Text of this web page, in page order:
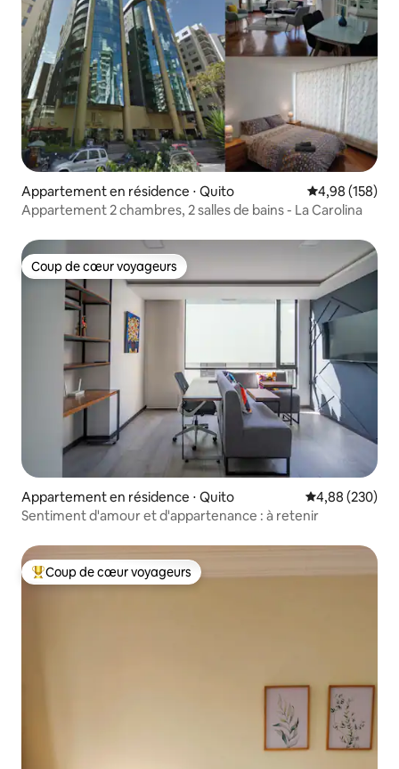
Appartement en résidence ⋅ Quito Évaluation
4,98 (158)
Appartement 2 chambres, 2 salles de bains - La Carolina
Coup de cœur voyageurs
Coup de cœur voyageurs
Appartement en résidence ⋅ Quito Évaluation
4,88 (230)
Sentiment d'amour et d'appartenance : à retenir
Coups de cœur voyageurs les plus appréciés
Coup de cœur voyageurs